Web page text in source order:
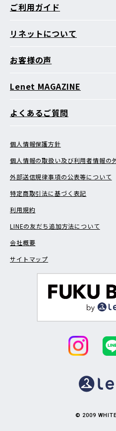
ご利用ガイド
リネットについて
お客様の声
Lenet MAGAZINE
よくあるご質問
個人情報保護方針
個人情報の取扱い及び利用者情報の
外部送信規律事項の公表等について
特定商取引法に基づく表記
利用規約
LINEの友だち追加方法について
会社概要
サイトマップ
© 2009